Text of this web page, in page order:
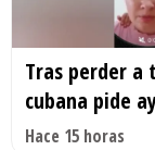
Tras perder a
cubana pide
Hace 15 horas